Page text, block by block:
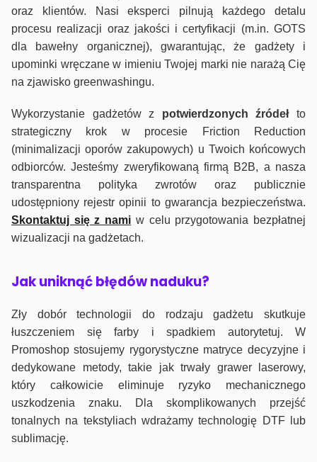
oraz klientów. Nasi eksperci pilnują każdego detalu
procesu realizacji oraz jakości i certyfikacji (m.in. GOTS
dla bawełny organicznej), gwarantując, że gadżety i
upominki wręczane w imieniu Twojej marki nie narażą Cię
na zjawisko greenwashingu.
Wykorzystanie gadżetów z potwierdzonych źródełto
strategiczny krok w procesie Friction Reduction
(minimalizacji oporów zakupowych) u Twoich końcowych
odbiorców. Jesteśmy zweryfikowaną firmą B2B, a nasza
transparentna polityka zwrotów oraz publicznie
udostępniony rejestr opinii to gwarancja bezpieczeństwa.
Skontaktuj się z nami w celu przygotowania bezpłatnej
wizualizacji na gadżetach.
Jak uniknąć błędów naduku?
Zły dobór technologii do rodzaju gadżetu skutkuje
łuszczeniem się farby i spadkiem autorytetuj. W
Promoshop stosujemy rygorystyczne matryce decyzyjne i
dedykowane metody, takie jak trwały grawer laserowy,
który całkowicie eliminuje ryzyko mechanicznego
uszkodzenia znaku. Dla skomplikowanych przejść
tonalnych na tekstyliach wdrażamy technologię DTF lub
sublimację.